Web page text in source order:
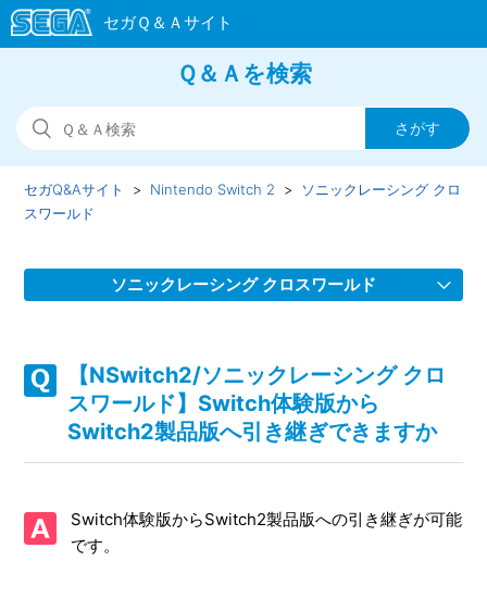
Ｑ＆Ａを検索
セガQ&Aサイト Nintendo Switch 2
ソニックレーシング クロ
スワールド
ソニックレーシング クロスワールド
ウトなどのネットワークエラーが頻繁に表示されます
【NSwitch2/ソニックレーシング クロスワールド】ONTを
Switchで参加したのですが、参加特典をSwitch2版で使えま
すか
【NSwitch2/ソニックレーシング クロスワールド】Steam／
Epic Games Store 版の問い合わせ先はどこですか
【NSwitch2/ソニックレーシング クロ
スワールド】Switch体験版から
Switch2製品版へ引き継ぎできますか
Switch体験版からSwitch2製品版への引き継ぎが可能
です。